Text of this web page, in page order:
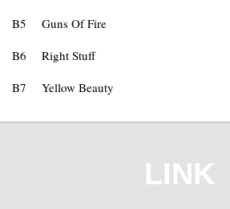
B5
Guns Of Fire
B6
Right Stuff
B7
Yellow Beauty
LINK